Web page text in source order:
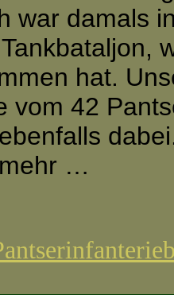
war damals
hat.
vom 42
…